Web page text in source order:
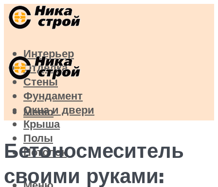
Интерьер
Отделка
Стены
Фундамент
Окна и двери
Крыша
Полы
Потолок
Меню
Бетоносмеситель
своими руками: